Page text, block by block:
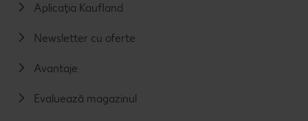
Aplicația Kaufland
Newsletter cu oferte
Avantaje
Evaluează magazinul